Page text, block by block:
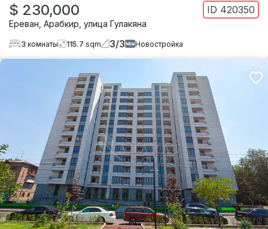
$ 230,000 ID 420350
Ереван Арабкир улица Гулакяна
3 комнаты 115.7 sqm 3/3 Новостройка